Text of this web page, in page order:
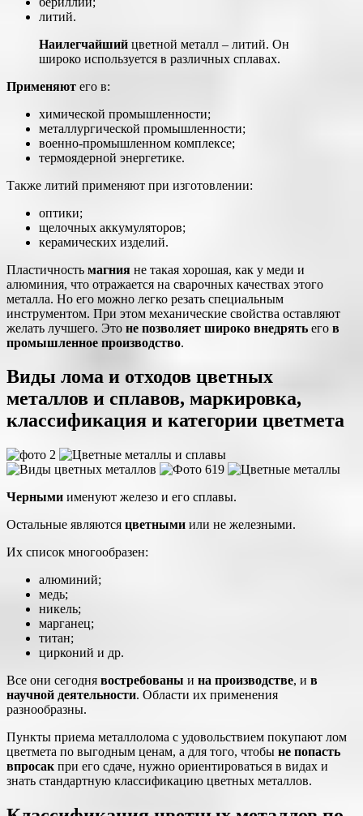
литий.
Наилегчайший цветной металл – литий. Он
широко используется в различных сплавах.
Применяют его в:
химической промышленности;
металлургической промышленности;
военно-промышленном комплексе;
термоядерной энергетике.
Также литий применяют при изготовлении:
оптики;
щелочных аккумуляторов;
керамических изделий.
Пластичность магния не такая хорошая, как у меди и
алюминия, что отражается на сварочных качествах этого
металла. Но его можно легко резать специальным
инструментом. При этом механические свойства оставляют
желать лучшего. Это не позволяет широко внедрять его в
промышленное производство.
Виды лома и отходов цветных
металлов и сплавов, маркировка,
классификация и категории цветмета
Черными именуют железо и его сплавы.
Остальные являются цветными или не железными.
Их список многообразен:
алюминий;
медь;
никель;
марганец;
титан;
цирконий и др.
Все они сегодня востребованы и на производстве, и в
научной деятельности. Области их применения
разнообразны.
Пункты приема металлолома с удовольствием покупают лом
цветмета по выгодным ценам, а для того, чтобы не попасть
впросак при его сдаче, нужно ориентироваться в видах и
знать стандартную классификацию цветных металлов.